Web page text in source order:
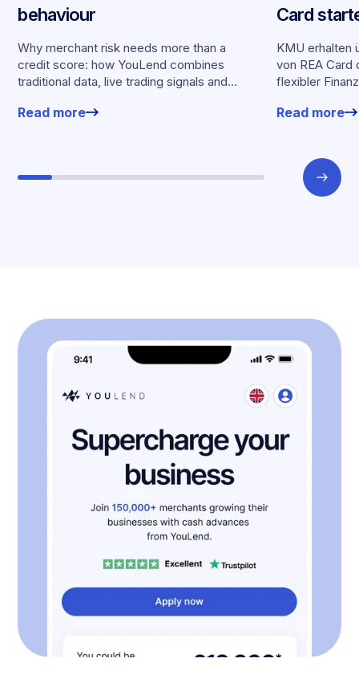
behaviour
Why merchant risk needs more than a
credit score: how YouLend combines
traditional data, live trading signals and
offers.
Read more
Card
KMU erhalten
von REA Card
flexibler
Read more